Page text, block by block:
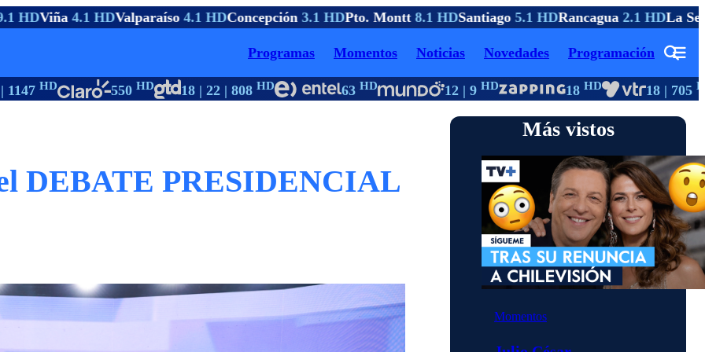
HDViña4.1 HDValparaíso4.1 HDConcepción3.1 HDPto. Montt8.1 HDSantiago5.1 HDRancagua2.1 HDLa
Programas Momentos Noticias Novedades Programación
HD 550HD 18 | 22 | 808HD 63HD 12 | 9 HD 18HD 18 | 705HD
DEBATE PRESIDENCIAL
Más vistos
Momentos